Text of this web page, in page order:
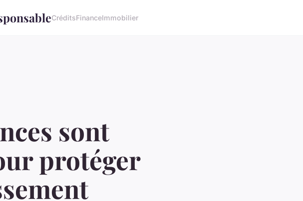
CréditsFinanceImmobilier
sont
protéger